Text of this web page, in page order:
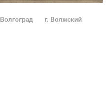
г. Волгоград
г. Волжский